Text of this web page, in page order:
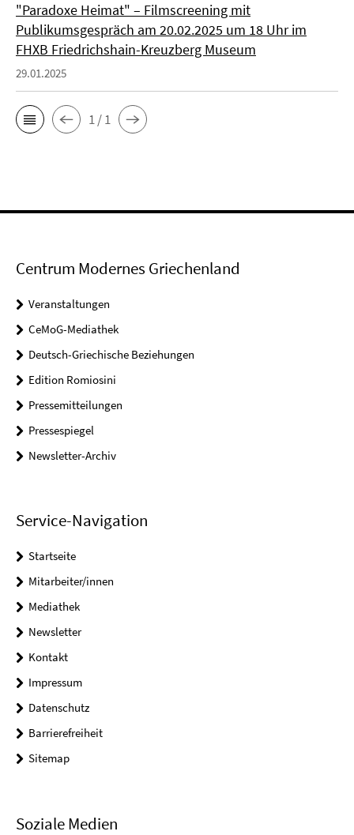
"Paradoxe Heimat" – Filmscreening mit
Publikumsgespräch am 20.02.2025 um 18 Uhr im
FHXB Friedrichshain-Kreuzberg Museum
29.01.2025
1 / 1
Centrum Modernes Griechenland
Veranstaltungen
CeMoG-Mediathek
Deutsch-Griechische Beziehungen
Edition Romiosini
Pressemitteilungen
Pressespiegel
Newsletter-Archiv
Service-Navigation
Startseite
Mitarbeiter/innen
Mediathek
Newsletter
Kontakt
Impressum
Datenschutz
Barrierefreiheit
Sitemap
Soziale Medien